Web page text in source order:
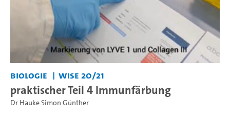
Biologie WiSe 20/21
praktischer Teil 4 Immunfärbung
Dr Hauke Simon Günther